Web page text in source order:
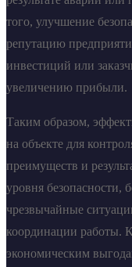
того, улучшение
репутацию
инвестиций или
увеличению прибыли.
Таким образом,
на объекте для
преимуществ и
уровня безопасности,
чрезвычайные
координации работы.
экономическим